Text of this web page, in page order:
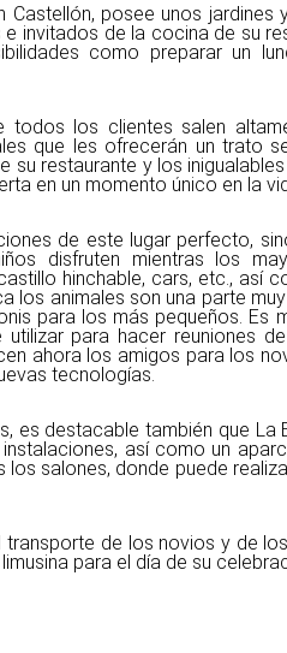
posee unos
invitados de la cocina de su
como preparar un
todos los clientes salen
que les ofrecerán un trato
su restaurante y los
en un momento único en la
de este lugar perfecto,
disfruten mientras los
hinchable, cars, etc., así
los animales son una parte
para los más pequeños. Es
para hacer reuniones
ahora los amigos para los
tecnologías.
es destacable también que La
así como un
salones, donde puede
transporte de los novios y de
para el día de su